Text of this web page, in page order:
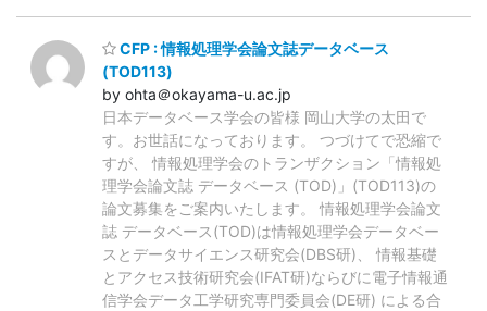
CFP : 情報処理学会論文誌データベース
(TOD113)
by ohta＠okayama-u.ac.jp
日本データベース学会の皆様 岡山大学の太田で
す。お世話になっております。 つづけてで恐縮で
すが、 情報処理学会のトランザクション「情報処
理学会論文誌 データベース (TOD)」(TOD113)の
論文募集をご案内いたします。 情報処理学会論文
誌 データベース(TOD)は情報処理学会データベー
スとデータサイエンス研究会(DBS研)、 情報基礎
とアクセス技術研究会(IFAT研)ならびに電子情報通
信学会データ工学研究専門委員会(DE研) による合